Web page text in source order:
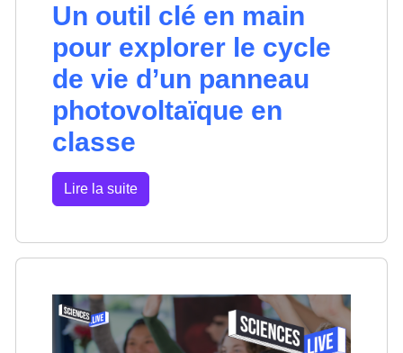
Un outil clé en main
pour explorer le cycle
de vie d’un panneau
photovoltaïque en
classe
Lire la suite